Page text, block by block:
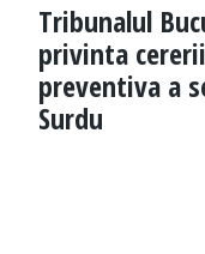
Tribunalul
privinta
preventiva a
Surdu